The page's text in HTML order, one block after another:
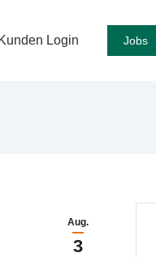
Kunden Login Jobs
Aug.
3